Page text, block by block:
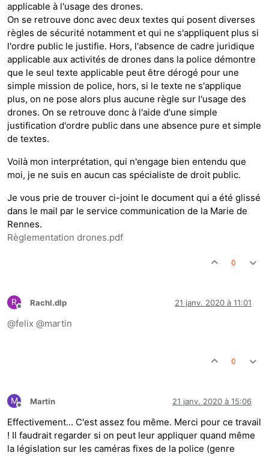
applicable à l'usage des drones.
On se retrouve donc avec deux textes qui posent diverses
règles de sécurité notamment et qui ne s'appliquent plus si
l'ordre public le justifie. Hors, l'absence de cadre juridique
applicable aux activités de drones dans la police démontre
que le seul texte applicable peut être dérogé pour une
simple mission de police, hors, si le texte ne s'applique
plus, on ne pose alors plus aucune règle sur l'usage des
drones. On se retrouve donc à l'aide d'une simple
justification d'ordre public dans une absence pure et simple
de textes.
Voilà mon interprétation, qui n'engage bien entendu que
moi, je ne suis en aucun cas spécialiste de droit public.
Je vous prie de trouver ci-joint le document qui a été glissé
dans le mail par le service communication de la Marie de
Rennes.
Règlementation drones.pdf
0
R
Hors-ligne
Rachl.dlp 21 janv. 2020 à 11:01
@felix @martin
0
M
Hors-ligne
Martin 21 janv. 2020 à 15:06
Effectivement... C'est assez fou même. Merci pour ce travail
! Il faudrait regarder si on peut leur appliquer quand même
la législation sur les caméras fixes de la police (genre